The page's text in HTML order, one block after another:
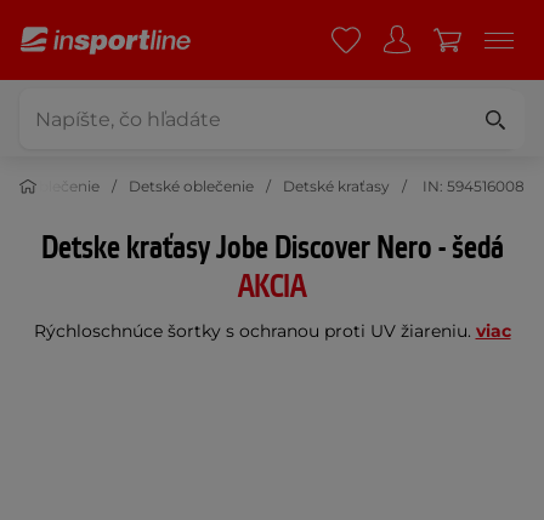
Oblečenie Detské oblečenie Detské kraťasy IN: 594516008
Detske kraťasy Jobe Discover Nero - šedá
AKCIA
Rýchloschnúce šortky s ochranou proti UV žiareniu. viac